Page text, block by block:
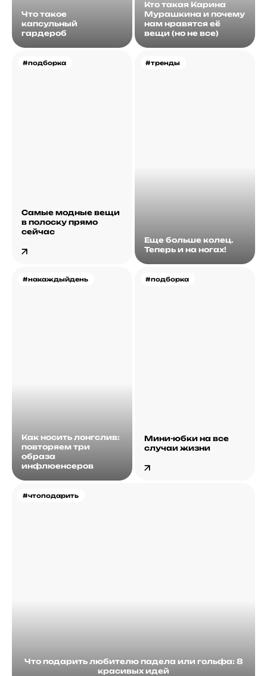
Что такое
капсульный
гардероб
Кто такая Карина
Мурашкина и почему
нам нравятся её
вещи (но не все)
#подборка
Самые модные вещи
в полоску прямо
сейчас
#тренды
Еще больше колец.
Теперь и на ногах!
#накаждыйдень
Как носить лонгслив:
повторяем три
образа
инфлюенсеров
#чтоподарить
Что подарить любителю падела или гольфа: 8
красивых идей
#подборка
Мини-юбки на все
случаи жизни